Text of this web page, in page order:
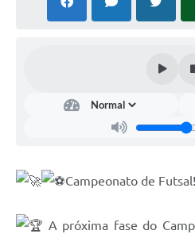
Telefones Úteis
Relação de Medicamentos
Relatório Ouvidoria 2021
Relatório Ouvidoria 2022
Campeonato de Futsal!
A próxima fase do